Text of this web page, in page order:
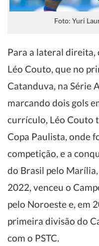
Foto: Yuri
Para a lateral direita,
Léo Couto, que no
Catanduva, na Série
marcando dois gols
currículo, Léo Couto
Copa Paulista, onde
competição, e a
do Brasil pelo
2022, venceu o
pelo Noroeste e, em
primeira divisão do
com o PSTC.